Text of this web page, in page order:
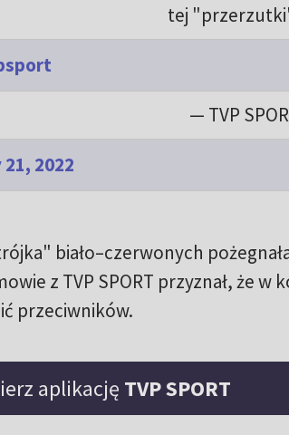
tej
— TVP
2022
biało–czerwonych
z TVP SPORT przyznał, że
przeciwników.
aplikację TVP SPORT